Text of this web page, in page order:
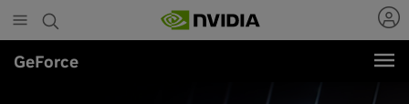
to
main
content
GeForce